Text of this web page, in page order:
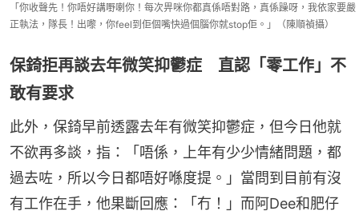
「你收聲先！你唔好講嘢喇你！每次畀咪你都真係唔對路，真係躁呀，我依家要嚴
正執法，隊長！出嚟，你feel到佢個嘴快過個腦你就stop佢。」（陳順禎攝）
保錡拒再談去年微笑抑鬱症 直認「零工作」不
敢有要求
此外，保錡早前透露去年有微笑抑鬱症，但今日他就
不欲再多談，指：「唔係，上年有少少情緒問題，都
過去咗，所以今日都唔好喺度提。」當問到目前有沒
有工作在手，他果斷回應：「冇！」而阿Dee和肥仔